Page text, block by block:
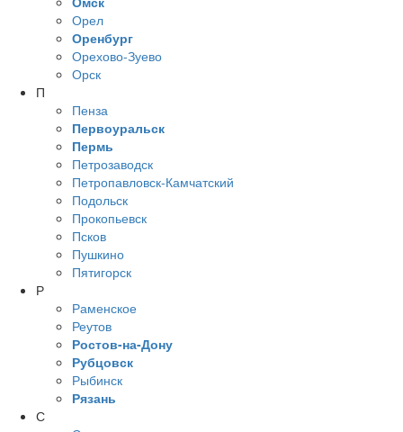
Орел
Оренбург
Орехово-Зуево
Орск
П
Пенза
Первоуральск
Пермь
Петрозаводск
Петропавловск-Камчатский
Подольск
Прокопьевск
Псков
Пушкино
Пятигорск
Р
Раменское
Реутов
Ростов-на-Дону
Рубцовск
Рыбинск
Рязань
С